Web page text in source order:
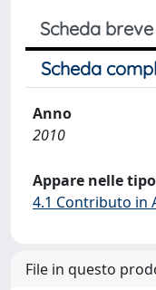
Scheda breve
Scheda
Anno
2010
Appare nelle
4.1 Contributo in
File in questo